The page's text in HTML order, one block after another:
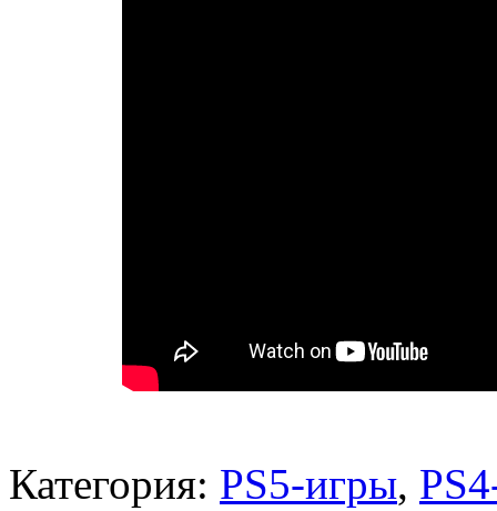
Категория: PS5-игры,